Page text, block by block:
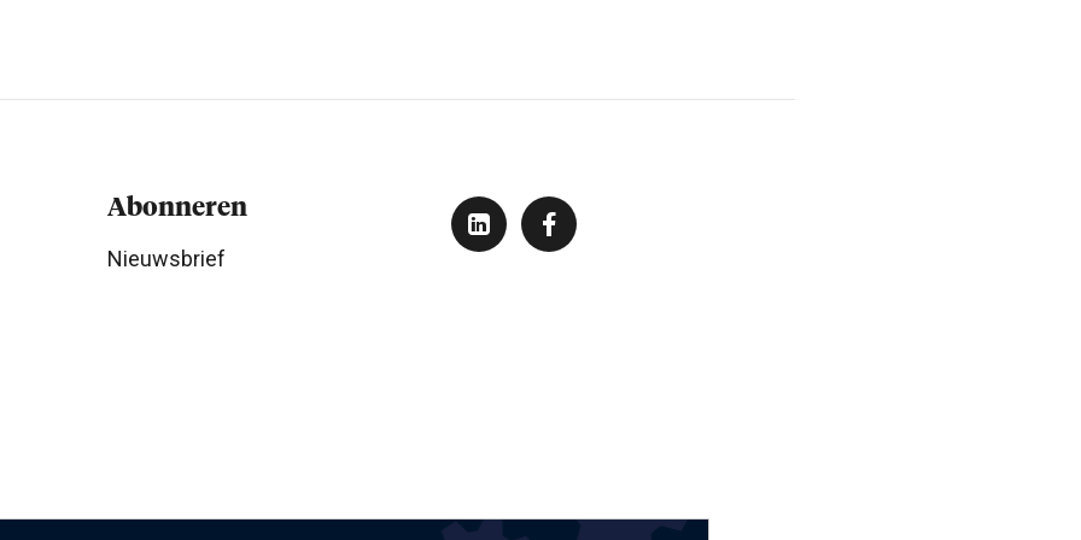
Abonneren
Nieuwsbrief